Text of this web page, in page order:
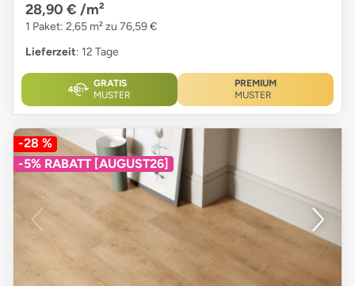
28,90 € /m²
1 Paket: 2,65 m² zu 76,59 €
Lieferzeit: 12 Tage
GRATIS
MUSTER
PREMIUM
MUSTER
-28 %
-5% RABATT [AUGUST26]